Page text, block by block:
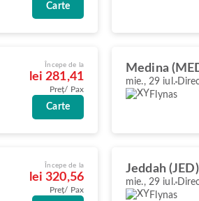
Carte
Începe de la
lei 281,41
Preț/ Pax
Carte
Medina
mie., 29 iul.
Flynas
Începe de la
lei 320,56
Preț/ Pax
Jeddah (JED)
mie., 29 iul.
Flynas